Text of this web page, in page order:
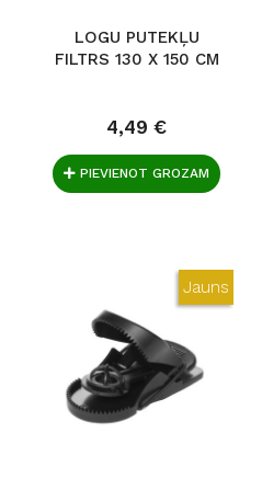
LOGU PUTEKĻU
FILTRS 130 X 150 CM
4,49 €
PIEVIENOT GROZAM
Jauns